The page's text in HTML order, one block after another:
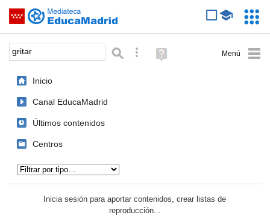
Saltar navegación
Palabra o frase: Búsqueda avanzada
Ayuda
(en
Inicio
Canal EducaMadrid
Últimos contenidos
Centros
Inicia sesión para aportar contenidos, crear listas de
reproducción...